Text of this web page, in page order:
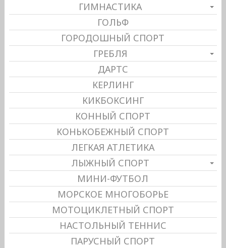
ГИМНАСТИКА
ГОЛЬФ
ГОРОДОШНЫЙ СПОРТ
ГРЕБЛЯ
ДАРТС
КЕРЛИНГ
КИКБОКСИНГ
КОННЫЙ СПОРТ
КОНЬКОБЕЖНЫЙ СПОРТ
ЛЕГКАЯ АТЛЕТИКА
ЛЫЖНЫЙ СПОРТ
МИНИ-ФУТБОЛ
МОРСКОЕ МНОГОБОРЬЕ
МОТОЦИКЛЕТНЫЙ СПОРТ
НАСТОЛЬНЫЙ ТЕННИС
ПАРУСНЫЙ СПОРТ